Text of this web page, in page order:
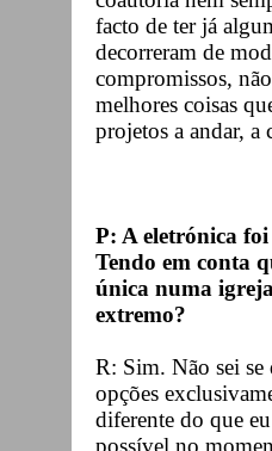
facto de ter já
decorreram de
compromissos,
melhores coisas
projetos a andar, a
P: A eletrónica
Tendo em conta
única numa
extremo?
R: Sim. Não sei
opções
diferente do que
possível no